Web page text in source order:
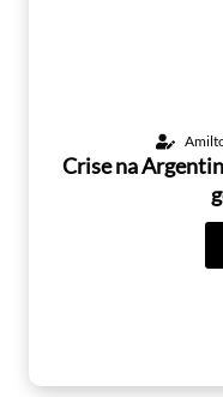
Crise na